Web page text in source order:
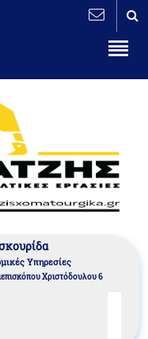
Υπηρεσίες
Χριστόδουλου 6